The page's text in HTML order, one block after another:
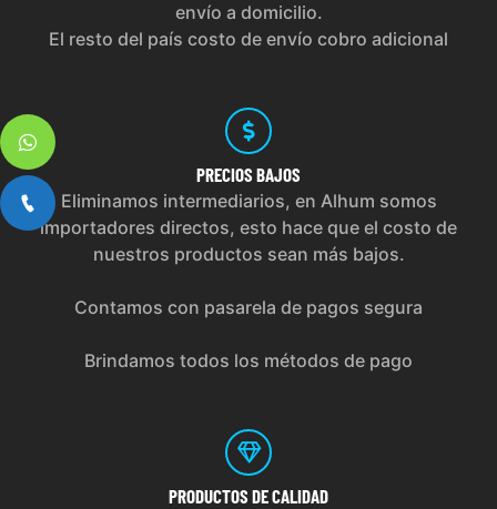
envío a domicilio.
El resto del país costo de envío cobro adicional
PRECIOS BAJOS
Eliminamos intermediarios, en Alhum somos
importadores directos, esto hace que el costo de
nuestros productos sean más bajos.
Contamos con pasarela de pagos segura
Brindamos todos los métodos de pago
PRODUCTOS DE CALIDAD